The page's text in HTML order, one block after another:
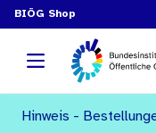
BIÖG Shop
Hinweis -